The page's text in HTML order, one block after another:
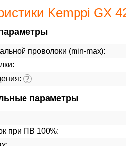
Kemppi GX
проволоки (min-max):
?
параметры
при ПВ 100%: